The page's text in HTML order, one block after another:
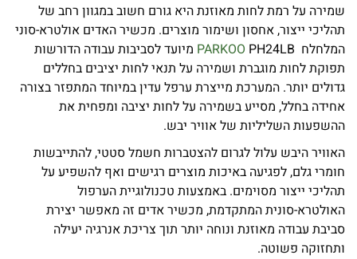
שמירה על רמת לחות מאוזנת היא גורם חשוב במגוון רחב של
תהליכי ייצור, אחסון ושימור מוצרים. מכשיר האדים אולטרא-סוני
המלחלח
PARKOO PH24LB מיועד לסביבות עבודה הדורשות
תפוקת לחות מוגברת ושמירה על תנאי לחות יציבים בחללים
גדולים יותר. המערכת מייצרת ערפל עדין במיוחד המתפזר בצורה
אחידה בחלל, מסייע בשמירה על לחות יציבה ומפחית את
ההשפעות השליליות של אוויר יבש.
האוויר היבש עלול לגרום להצטברות חשמל סטטי, להתייבשות
חומרי גלם, לפגיעה באיכות מוצרים רגישים ואף להשפיע על
תהליכי ייצור מסוימים. באמצעות טכנולוגיית הערפול
האולטרא-סונית המתקדמת, מכשיר אדים זה מאפשר יצירת
סביבת עבודה מאוזנת ונוחה יותר תוך צריכת אנרגיה יעילה
ותחזוקה פשוטה.